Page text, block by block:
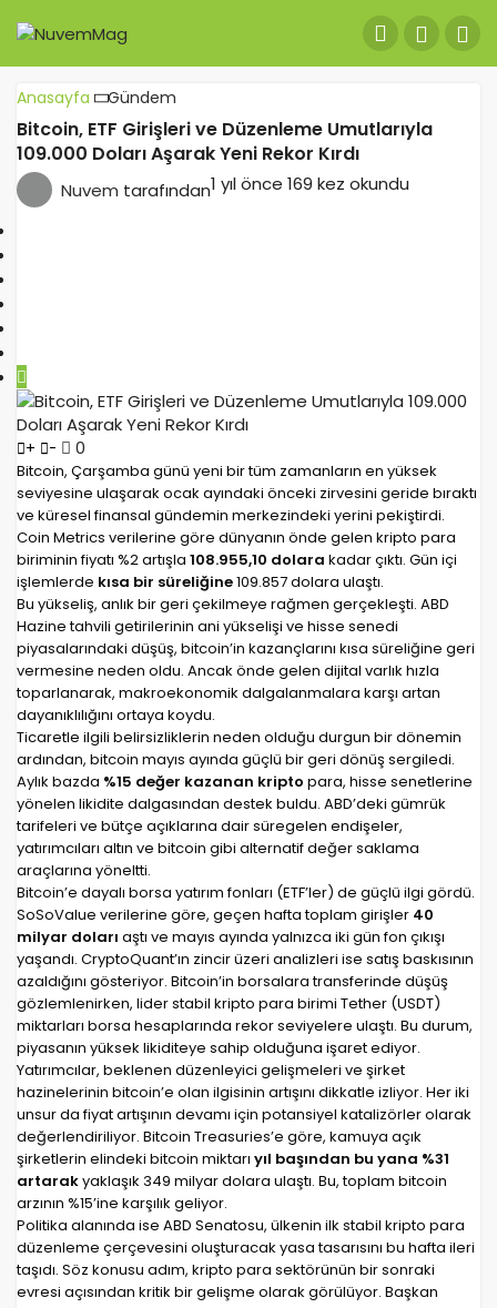
Anasayfa Gündem
Bitcoin, ETF Girişleri ve Düzenleme Umutlarıyla
109.000 Doları Aşarak Yeni Rekor Kırdı
Nuvem tarafından1 yıl önce 169 kez okundu
+ - 0
Bitcoin, Çarşamba günü yeni bir tüm zamanların en yüksek
seviyesine ulaşarak ocak ayındaki önceki zirvesini geride bıraktı
ve küresel finansal gündemin merkezindeki yerini pekiştirdi.
Coin Metrics verilerine göre dünyanın önde gelen kripto para
biriminin fiyatı %2 artışla 108.955,10 dolara kadar çıktı. Gün içi
işlemlerde kısa bir süreliğine109.857 dolara ulaştı.
Bu yükseliş, anlık bir geri çekilmeye rağmen gerçekleşti. ABD
Hazine tahvili getirilerinin ani yükselişi ve hisse senedi
piyasalarındaki düşüş, bitcoin’in kazançlarını kısa süreliğine geri
vermesine neden oldu. Ancak önde gelen dijital varlık hızla
toparlanarak, makroekonomik dalgalanmalara karşı artan
dayanıklılığını ortaya koydu.
Ticaretle ilgili belirsizliklerin neden olduğu durgun bir dönemin
ardından, bitcoin mayıs ayında güçlü bir geri dönüş sergiledi.
Aylık bazda %15 değer kazanan kripto para, hisse senetlerine
yönelen likidite dalgasından destek buldu. ABD’deki gümrük
tarifeleri ve bütçe açıklarına dair süregelen endişeler,
yatırımcıları altın ve bitcoin gibi alternatif değer saklama
araçlarına yöneltti.
Bitcoin’e dayalı borsa yatırım fonları (ETF’ler) de güçlü ilgi gördü.
SoSoValue verilerine göre, geçen hafta toplam girişler 40
milyar doları aştı ve mayıs ayında yalnızca iki gün fon çıkışı
yaşandı. CryptoQuant’ın zincir üzeri analizleri ise satış baskısının
azaldığını gösteriyor. Bitcoin’in borsalara transferinde düşüş
gözlemlenirken, lider stabil kripto para birimi Tether (USDT)
miktarları borsa hesaplarında rekor seviyelere ulaştı. Bu durum,
piyasanın yüksek likiditeye sahip olduğuna işaret ediyor.
Yatırımcılar, beklenen düzenleyici gelişmeleri ve şirket
hazinelerinin bitcoin’e olan ilgisinin artışını dikkatle izliyor. Her iki
unsur da fiyat artışının devamı için potansiyel katalizörler olarak
değerlendiriliyor. Bitcoin Treasuries’e göre, kamuya açık
şirketlerin elindeki bitcoin miktarı yıl başından bu yana %31
artarakyaklaşık 349 milyar dolara ulaştı. Bu, toplam bitcoin
arzının %15’ine karşılık geliyor.
Politika alanında ise ABD Senatosu, ülkenin ilk stabil kripto para
düzenleme çerçevesini oluşturacak yasa tasarısını bu hafta ileri
taşıdı. Söz konusu adım, kripto para sektörünün bir sonraki
evresi açısından kritik bir gelişme olarak görülüyor. Başkan